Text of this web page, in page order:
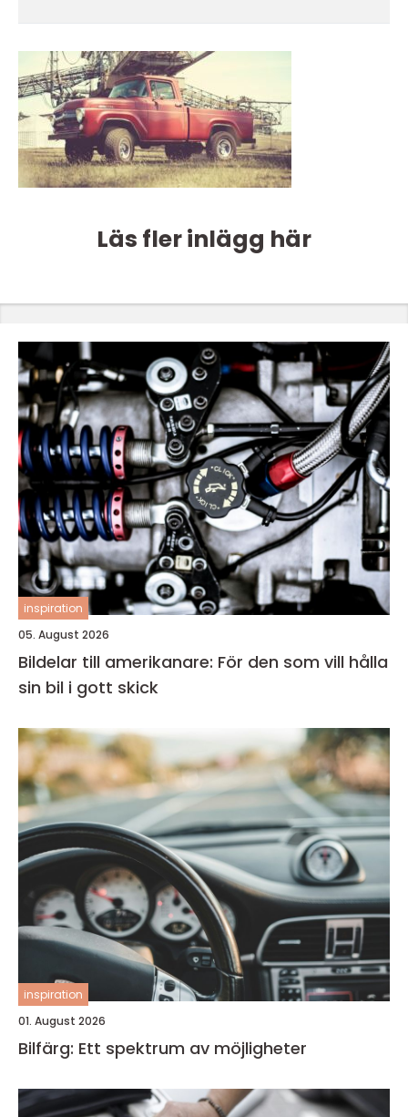
Läs fler inlägg här
inspiration
05. August 2026
Bildelar till amerikanare: För den som vill hålla
sin bil i gott skick
inspiration
01. August 2026
Bilfärg: Ett spektrum av möjligheter